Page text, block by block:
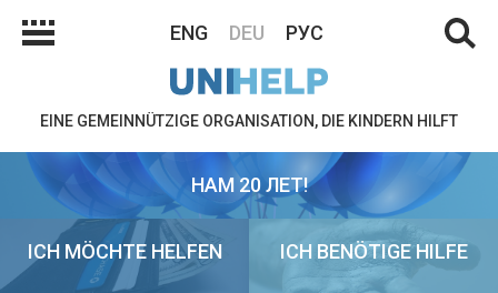
ENG DEU РУС
EINE GEMEINNÜTZIGE ORGANISATION, DIE KINDERN HILFT
НАМ 20 ЛЕТ!
ICH MÖCHTE HELFEN ICH BENÖTIGE HILFE